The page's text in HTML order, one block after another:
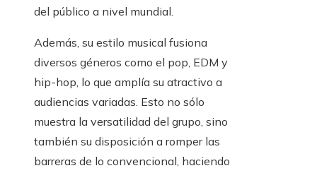
del público a nivel mundial.
Además, su estilo musical fusiona
diversos géneros como el pop, EDM y
hip-hop, lo que amplía su atractivo a
audiencias variadas. Esto no sólo
muestra la versatilidad del grupo, sino
también su disposición a romper las
barreras de lo convencional, haciendo